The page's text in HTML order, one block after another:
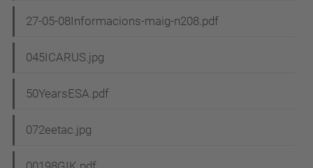
27-05-08Informacions-maig-n208.pdf
045ICARUS.jpg
50YearsESA.pdf
072eetac.jpg